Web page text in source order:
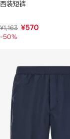
西装短裤
¥1,163 ¥570
-50%